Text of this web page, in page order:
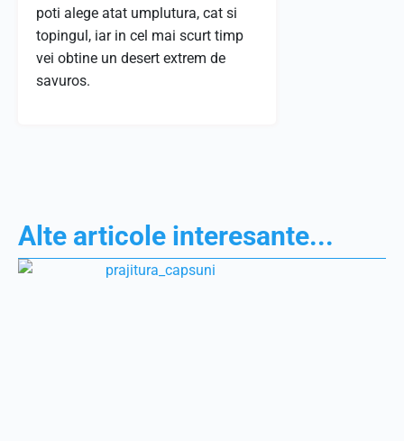
poti alege atat umplutura, cat si
topingul, iar in cel mai scurt timp
vei obtine un desert extrem de
savuros.
Alte articole interesante...